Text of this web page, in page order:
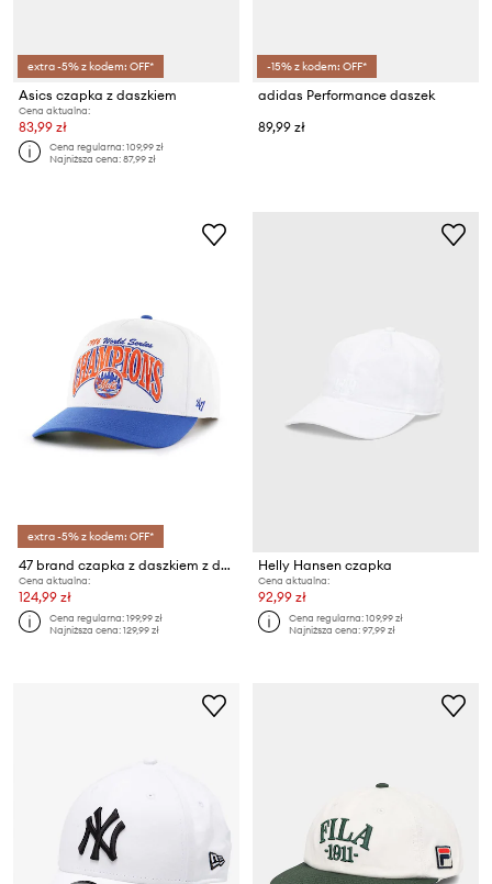
extra -5% z kodem: OFF*
Asics czapka z daszkiem
Cena aktualna:
83,99 zł
Cena regularna:109,99 zł
Najniższa cena:87,99 zł
-15% z kodem: OFF*
adidas Performance daszek
89,99 zł
extra -5% z kodem: OFF*
47 brand czapka z daszkiem z domieszką wełny MLB New York Mets
Cena aktualna:
124,99 zł
Cena regularna:199,99 zł
Najniższa cena:129,99 zł
Helly Hansen czapka
Cena aktualna:
92,99 zł
Cena regularna:109,99 zł
Najniższa cena:97,99 zł